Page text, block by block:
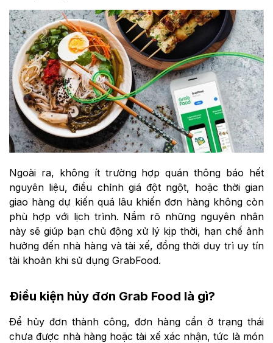
Ngoài ra, không ít trường hợp quán thông báo hết
nguyên liệu, điều chỉnh giá đột ngột, hoặc thời gian
giao hàng dự kiến quá lâu khiến đơn hàng không còn
phù hợp với lịch trình. Nắm rõ những nguyên nhân
này sẽ giúp bạn chủ động xử lý kịp thời, hạn chế ảnh
hưởng đến nhà hàng và tài xế, đồng thời duy trì uy tín
tài khoản khi sử dụng GrabFood.
Điều kiện hủy đơn Grab Food là gì?
Để hủy đơn thành công, đơn hàng cần ở trạng thái
chưa được nhà hàng hoặc tài xế xác nhận, tức là món